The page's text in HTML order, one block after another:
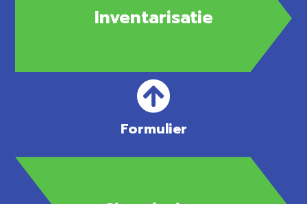
Inventarisatie
Formulier